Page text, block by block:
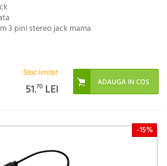
3 pini stereo jack mama
Stoc limitat
51.70 LEI
-15%